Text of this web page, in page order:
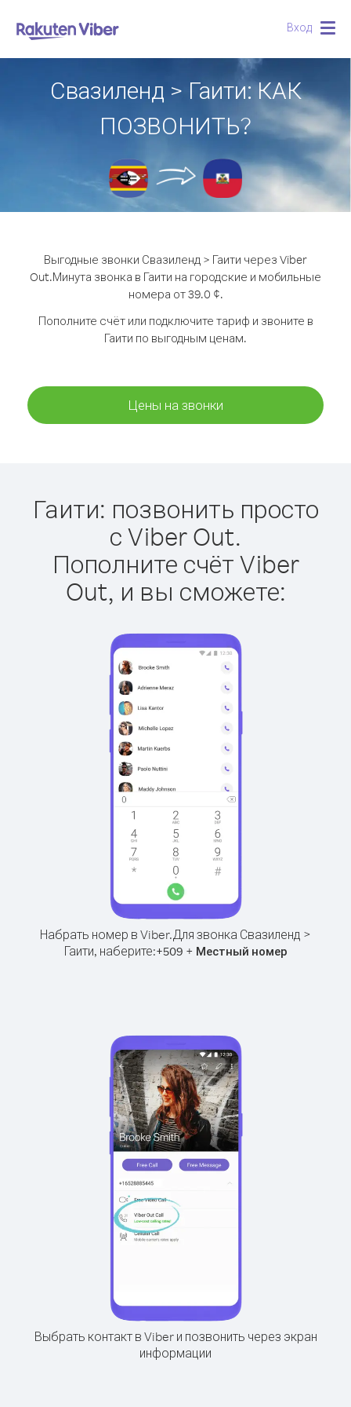
Вход
Свазиленд > Гаити: КАК
ПОЗВОНИТЬ?
Выгодные звонки Свазиленд > Гаити через Viber
Out.Минута звонка в Гаити на городские и мобильные
номера от 39.0 ¢.
Пополните счёт или подключите тариф и звоните в
Гаити по выгодным ценам.
Цены на звонки
Гаити: позвонить просто
с Viber Out.
Пополните счёт Viber
Out, и вы сможете:
Набрать номер в Viber.Для звонка Свазиленд >
Гаити, наберите:+509 + Местный номер
Выбрать контакт в Viber и позвонить через экран
информации